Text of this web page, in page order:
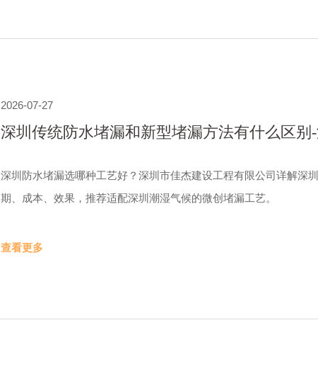
2026-07-27
深圳传统防水堵漏和新型堵漏方法有什么区别
深圳防水堵漏选哪种工艺好？深圳市佳杰建设工程有限公司详解深
期、成本、效果，推荐适配深圳潮湿气候的微创堵漏工艺。
查看更多